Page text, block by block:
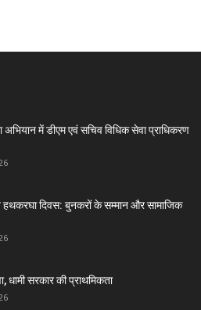
अभियान में डीएम एवं सचिव विधिक सेवा प्राधिकरण
हथकरघा दिवस: बुनकरों के सम्मान और सामाजिक
धामी सरकार की प्राथमिकता